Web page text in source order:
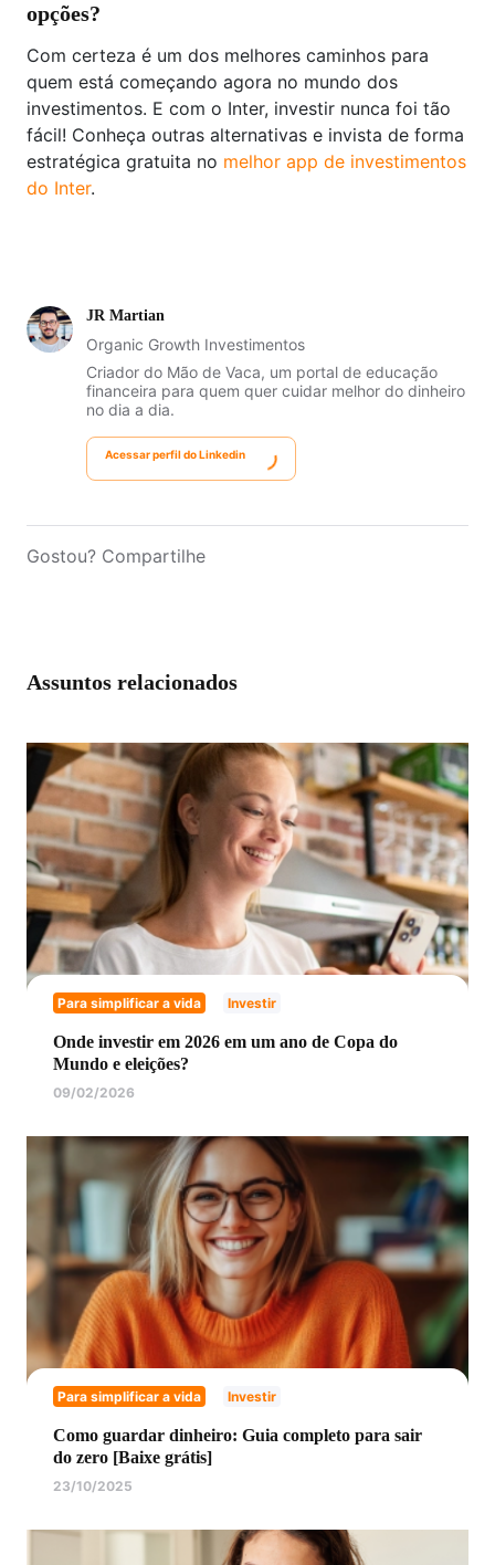
opções?
Com certeza é um dos melhores caminhos para
quem está começando agora no mundo dos
investimentos. E com o Inter, investir nunca foi tão
fácil! Conheça outras alternativas e invista de forma
estratégica gratuita no melhor app de investimentos
do Inter.
JR Martian
Organic Growth Investimentos
Criador do Mão de Vaca, um portal de educação
financeira para quem quer cuidar melhor do dinheiro
no dia a dia.
Acessar perfil do Linkedin
Gostou? Compartilhe
Assuntos relacionados
Para simplificar a vida Investir
Onde investir em 2026 em um ano de Copa do
Mundo e eleições?
09/02/2026
Para simplificar a vida Investir
Como guardar dinheiro: Guia completo para sair
do zero [Baixe grátis]
23/10/2025